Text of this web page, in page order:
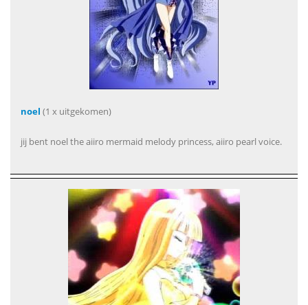
noel (1 x uitgekomen)
jij bent noel the aiiro mermaid melody princess, aiiro pearl voice.